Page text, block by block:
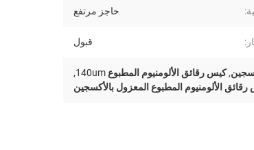
حاجز مرتفع
قبول
,كيس رقائق الألومنيوم المطبوع 140um
,
الألومنيوم المطبوع المعزول بالأكسجين